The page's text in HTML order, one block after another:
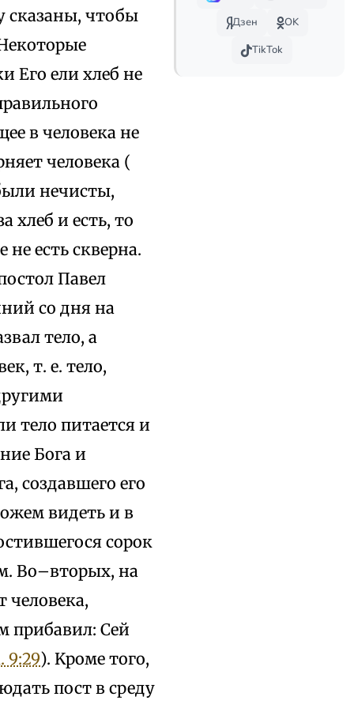
сказаны, чтобы
Его ели хлеб не
в человека не
человека (
нечисты,
хлеб и есть, то
есть скверна.
Павел
со дня на
тело, а
т. е. тело,
тело питается и
Бога и
создавшего его
видеть и в
сорок
Во–вторых, на
человека,
прибавил: Сей
9:29). Kроме того,
пост в среду
Дзен
OK
TikTok